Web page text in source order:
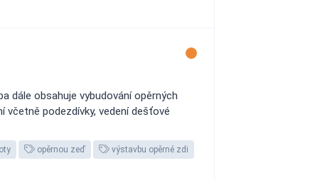
dále obsahuje vybudování opěrných
včetně podezdívky, vedení dešťové
opěrnou zeď výstavbu opěrné zdi